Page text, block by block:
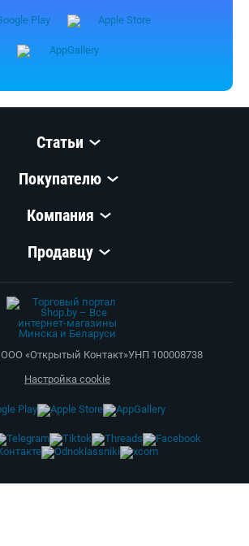
Статьи
Покупателю
Компания
Продавцу
ООО «Открытый Контакт»УНП 100008738
Настройка cookie